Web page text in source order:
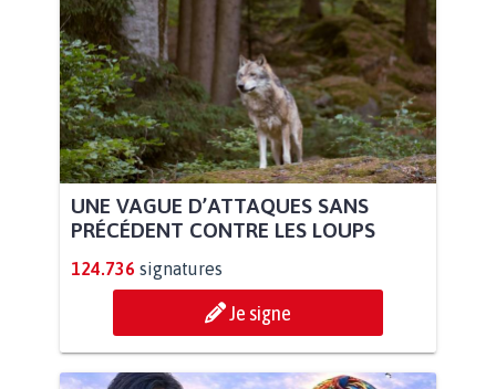
UNE VAGUE D’ATTAQUES SANS
PRÉCÉDENT CONTRE LES LOUPS
124.736 signatures
Je signe